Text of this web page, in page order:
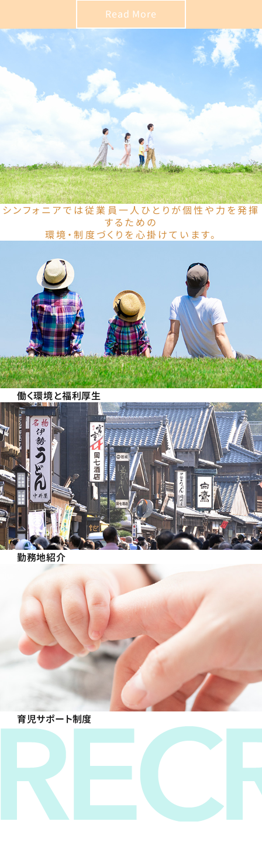
Read More
シンフォニアでは従業員一人ひとりが個性や力を発揮
するための
環境・制度づくりを心掛けています。
働く環境と福利厚生
勤務地紹介
育児サポート制度